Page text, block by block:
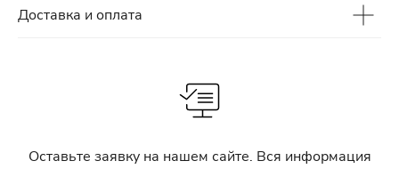
Доставка и оплата
Оставьте заявку на нашем сайте. Вся информация